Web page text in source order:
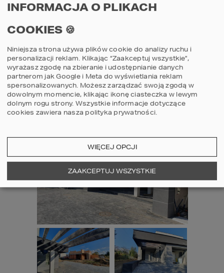
HOMEKONCEPT 28
HOMEKONCEPT 13 EN
HOMEKONCEPT 46
INFORMACJA O PLIKACH
COOKIES 🍪
Niniejsza strona używa plików cookie do analizy ruchu i
personalizacji reklam. Klikając “Zaakceptuj wszystkie”,
wyrażasz zgodę na zbieranie i udostępnianie danych
partnerom jak Google i Meta do wyświetlania reklam
spersonalizowanych. Możesz zarządzać swoją zgodą w
dowolnym momencie, klikając ikonę ciasteczka w lewym
dolnym rogu strony. Wszystkie informacje dotyczące
cookies zawiera nasza polityka prywatności.
WIĘCEJ OPCJI
ZAAKCEPTUJ WSZYSTKIE